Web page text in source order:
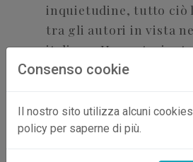
Consenso cookie
Il nostro sito utilizza alcuni
policy per saperne di più.
inquietudine, tutto ciò
tra gli autori in vista
italiano. Ha
composizione di
Parole", "The Sound of
"Cuorediafano",